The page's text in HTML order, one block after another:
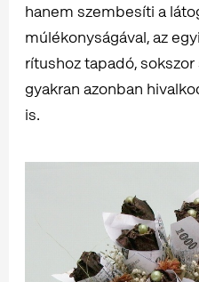
hanem szembesíti a
múlékonyságával, az
rítushoz tapadó,
gyakran azonban
is.